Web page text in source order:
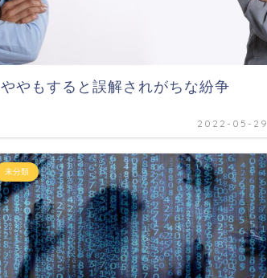
ややもすると誤解されがちな紛争
2022-05-29
未分類